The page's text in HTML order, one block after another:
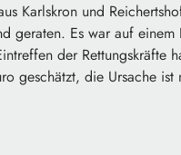
Karlskron und
geraten. Es war auf einem
der Rettungskräfte
geschätzt, die Ursache ist